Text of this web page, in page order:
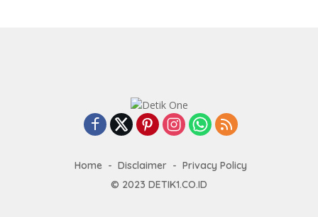
Home Disclaimer
Privacy Policy
© 2023 DETIK1.CO.ID